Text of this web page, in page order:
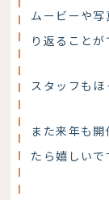
ムービーや
り返ることが
スタッフもほ
また来年も
たら嬉しいで